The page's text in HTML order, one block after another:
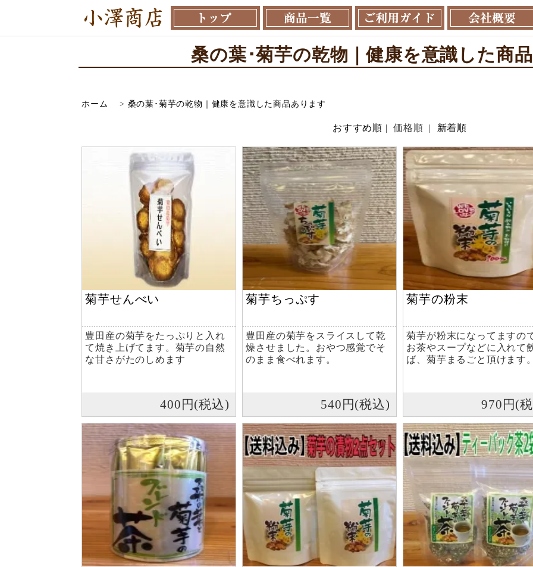
桑の葉･菊芋の乾物｜健康を意識した商
ホーム > 桑の葉･菊芋の乾物｜健康を意識した商品あります
おすすめ順 | 価格順 | 新着順
菊芋せんべい
豊田産の菊芋をたっぷりと入れ
て焼き上げてます。菊芋の自然
な甘さがたのしめます
400円(税込)
菊芋ちっぷす
豊田産の菊芋をスライスして乾
燥させました。おやつ感覚でそ
のまま食べれます。
540円(税込)
菊芋の粉末
菊芋が粉末になってますの
お茶やスープなどに入れて
ば、菊芋まるごと頂けます
970円(